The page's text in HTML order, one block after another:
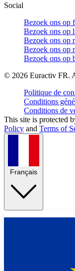
Social
Bezoek ons op
Bezoek ons op
Bezoek ons op
Bezoek ons op
Bezoek ons op
© 2026 Euractiv FR.
Politique de
Conditions
Conditions de
This site is protected
Policy and Terms of
Français